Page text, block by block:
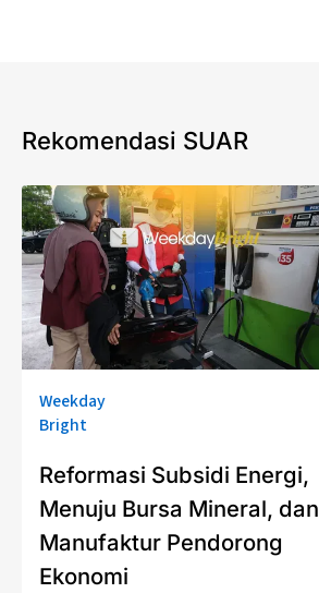
Rekomendasi SUAR
Weekday
Bright
Reformasi Subsidi Energi,
Menuju Bursa Mineral, dan
Manufaktur Pendorong
Ekonomi